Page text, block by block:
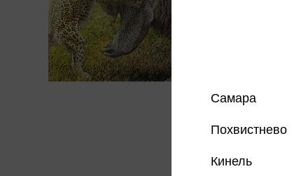
Самара
Похвистнево
Кинель